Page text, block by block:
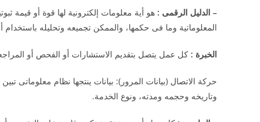
– الدليل الرقمى : هو أية معلومات إلكترونية لها قوة أو قيمة
المعلوماتية وما فى حكمها، والممكن تجميعه وتحليله
الخبرة : كل عمل يتصل بتقديم الاستشارات أو الفحص أو
حركة الاتصال (بيانات المرور): بيانات ينتجها نظام معلوماتى
وتاريخه وحجمه ومدته، ونوع الخدمة.